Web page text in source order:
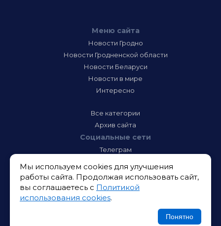
Меню сайта
Новости Гродно
Новости Гродненской области
Новости Беларуси
Новости в мире
Интересно
Все категории
Архив сайта
Социальные сети
Телеграм
Инстаграм
Тик-Ток
Одноклассники
ВК
Мы используем cookies для улучшения
работы сайта. Продолжая использовать сайт,
вы соглашаетесь с Политикой
использования cookies.
Понятно